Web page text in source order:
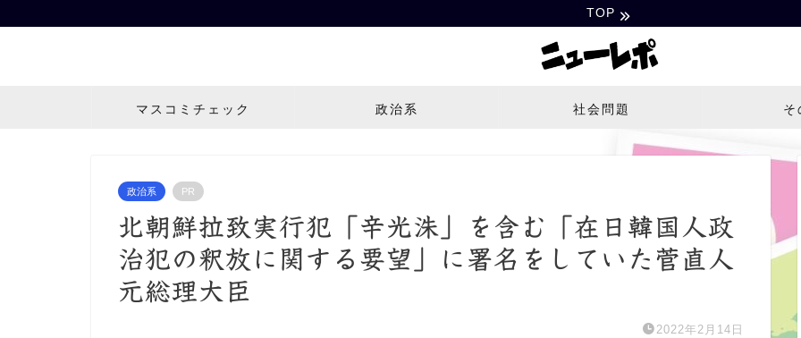
TOP
マスコミチェック 政治系 社会問題 そ
政治系 PR
北朝鮮拉致実行犯「辛光洙」を含む「在日韓国人政
治犯の釈放に関する要望」に署名をしていた菅直人
元総理大臣
2022年2月14日